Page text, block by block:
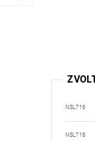
NSL716
NSL718